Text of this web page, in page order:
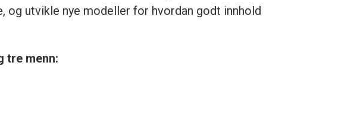
og utvikle nye modeller for hvordan godt innhold
tre menn: